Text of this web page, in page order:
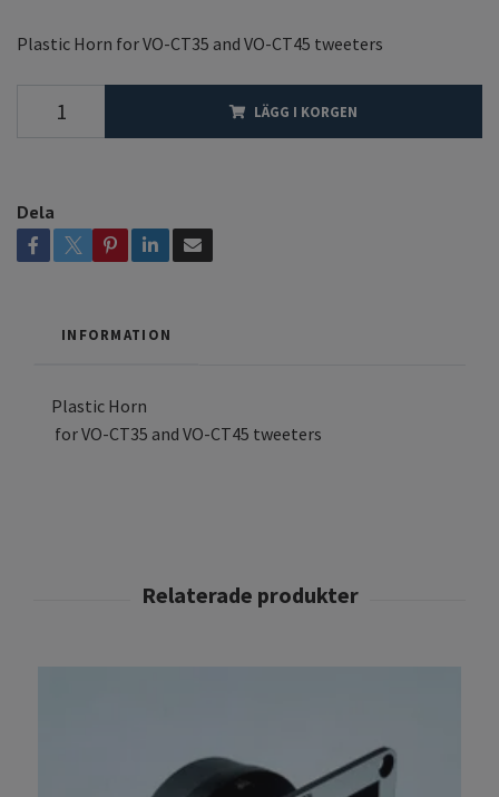
Plastic Horn for VO-CT35 and VO-CT45 tweeters
LÄGG I KORGEN
Dela
INFORMATION
Plastic Horn
for VO-CT35 and VO-CT45 tweeters